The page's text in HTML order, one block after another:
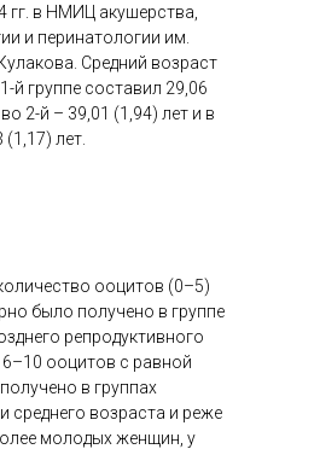
ооцитов (0–5)
было получено в группе
репродуктивного
6–10 ооцитов с равной
в группах
среднего возраста и реже
молодых женщин, у
гг. в НМИЦ акушерства,
и перинатологии им.
Средний возраст
й группе составил 29,06
2-й – 39,01 (1,94) лет и в
(1,17) лет.